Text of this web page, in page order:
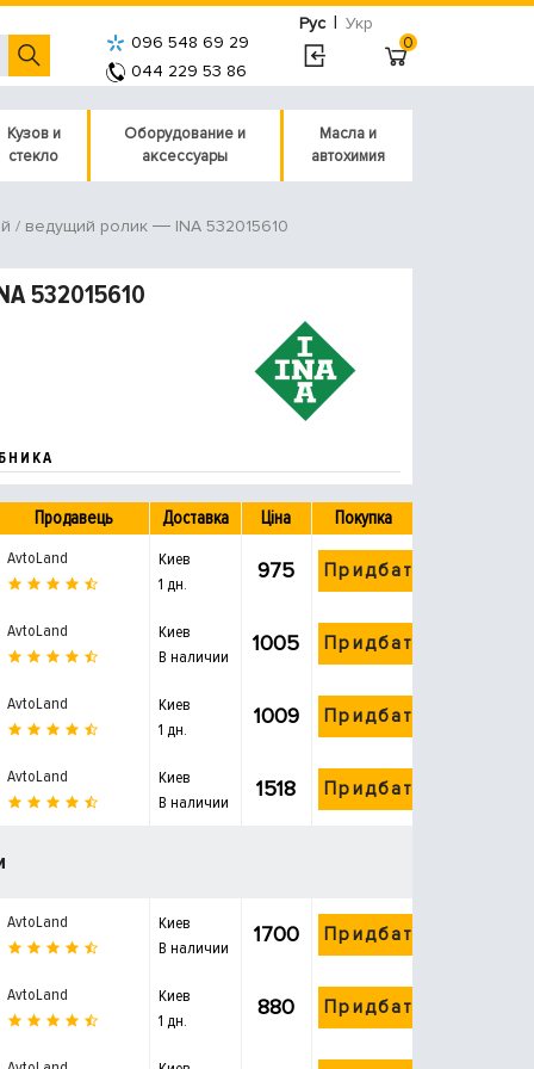
Рус | Укр
096 548 69 29
044 229 53 86
0
Кузов и
стекло
Оборудование и
аксессуары
Масла и
автохимия
/ ведущий ролик INA 532015610
532015610
Продавець Доставка Ціна Покупка
AvtoLand
Киев
1 дн.
975 Придбати
AvtoLand
Киев
В наличии
1005 Придбати
AvtoLand
Киев
1 дн.
1009 Придбати
AvtoLand
Киев
В наличии
1518 Придбати
AvtoLand
Киев
В наличии
1700 Придбати
AvtoLand
Киев
1 дн.
880 Придбати